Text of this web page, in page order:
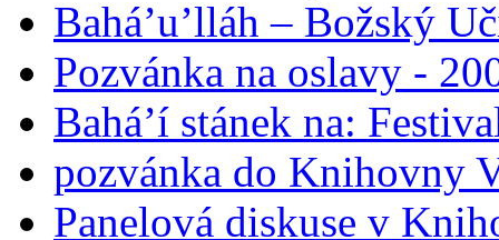
Bahá’u’lláh – Božský
Pozvánka na oslavy -
Bahá’í stánek na:
pozvánka do Knihovny
Panelová diskuse v